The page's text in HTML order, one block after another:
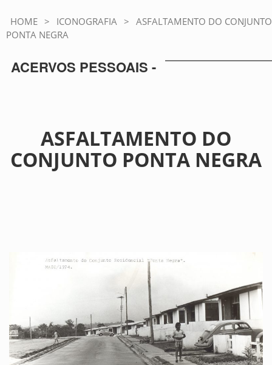
HOME > ICONOGRAFIA > ASFALTAMENTO DO CONJUNTO
PONTA NEGRA
ACERVOS PESSOAIS -
ASFALTAMENTO DO
CONJUNTO PONTA NEGRA